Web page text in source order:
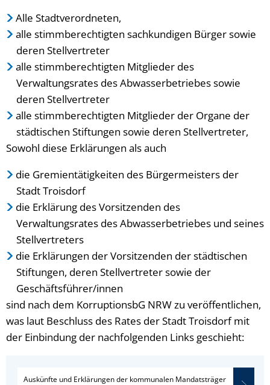
Alle Stadtverordneten,
alle stimmberechtigten sachkundigen Bürger sowie
deren Stellvertreter
alle stimmberechtigten Mitglieder des
Verwaltungsrates des Abwasserbetriebes sowie
deren Stellvertreter
alle stimmberechtigten Mitglieder der Organe der
städtischen Stiftungen sowie deren Stellvertreter,
Sowohl diese Erklärungen als auch
die Gremientätigkeiten des Bürgermeisters der
Stadt Troisdorf
die Erklärung des Vorsitzenden des
Verwaltungsrates des Abwasserbetriebes und seines
Stellvertreters
die Erklärungen der Vorsitzenden der städtischen
Stiftungen, deren Stellvertreter sowie der
Geschäftsführer/innen
sind nach dem KorruptionsbG NRW zu veröffentlichen,
was laut Beschluss des Rates der Stadt Troisdorf mit
der Einbindung der nachfolgenden Links geschieht:
Auskünfte und Erklärungen der kommunalen Mandatsträger